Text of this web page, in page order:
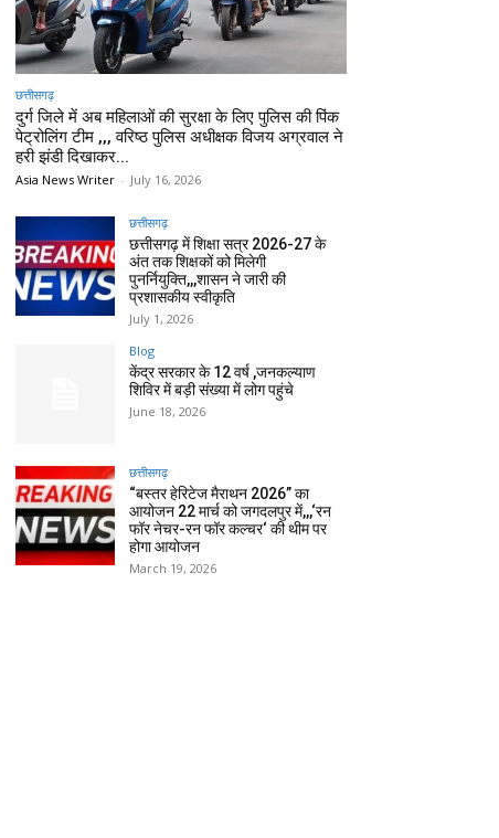
छत्तीसगढ़
दुर्ग जिले में अब महिलाओं की सुरक्षा के लिए पुलिस की पिंक
पेट्रोलिंग टीम ,,, वरिष्ठ पुलिस अधीक्षक विजय अग्रवाल ने
हरी झंडी दिखाकर...
Asia News Writer - July 16, 2026
छत्तीसगढ़
छत्तीसगढ़ में शिक्षा सत्र 2026-27 के
अंत तक शिक्षकों को मिलेगी
पुनर्नियुक्ति,,,शासन ने जारी की
प्रशासकीय स्वीकृति
July 1, 2026
Blog
केंद्र सरकार के 12 वर्ष ,जनकल्याण
शिविर में बड़ी संख्या में लोग पहुंचे
June 18, 2026
छत्तीसगढ़
“बस्तर हेरिटेज मैराथन 2026” का
आयोजन 22 मार्च को जगदलपुर में,,,‘रन
फॉर नेचर-रन फॉर कल्चर‘ की थीम पर
होगा आयोजन
March 19, 2026